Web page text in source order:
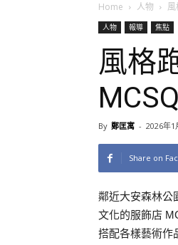
Home 人物
人物 報導 焦點
風格
By 鄭匡寓 - 2026年1
Share on
鄰近大安森林公
文化的服飾店
搭配各樣藝術作